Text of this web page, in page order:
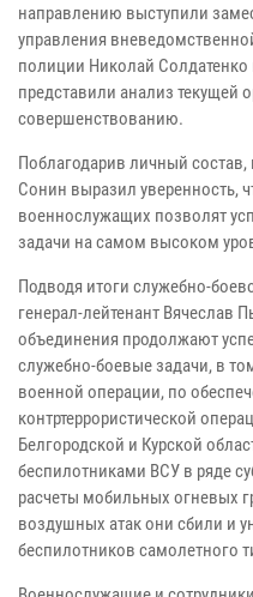
направлению выступили
управления
полиции Николай
представили анализ текущей
совершенствованию.
Поблагодарив личный
Сонин выразил уверенность,
военнослужащих позволят
задачи на самом высоком
Подводя итоги служебно-
генерал-лейтенант Вячеслав
объединения продолжают
служебно-боевые задачи, в
военной операции, по
контртеррористической
Белгородской и Курской
беспилотниками ВСУ в ряде
расчеты мобильных огневых
воздушных атак они сбили и
беспилотников самолетного